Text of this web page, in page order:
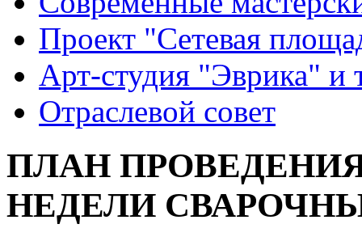
Проект "Сетевая
Арт-студия "Эврика" и
Отраслевой совет
ПЛАН
НЕДЕЛИ